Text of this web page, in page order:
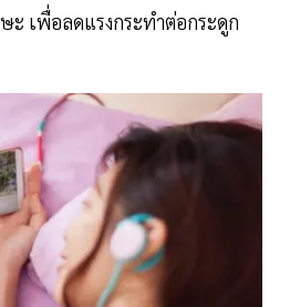
ะ เพื่อลดแรงกระทำต่อกระดูก